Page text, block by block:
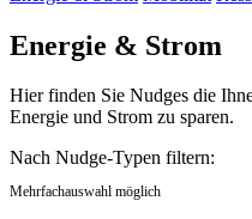
Energie & Strom
Hier finden Sie Nudges die
Energie und Strom zu sparen.
Nach Nudge-Typen filtern:
Mehrfachauswahl möglich